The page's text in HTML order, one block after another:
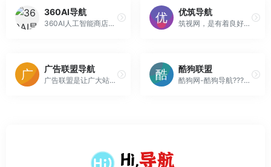
360AI导航
360AI人工智能商店，精选互联网资源最全的ai人工智能网，搜集并整理人工智能工具的网站、教程、资源，让您能够快速找到适合的工具和内容。收录AI工具网站、公众号、自媒体、书籍、电影等，分类包括AI趣站、AI开放平台、AI资讯、有趣网站、开源项目、AI学习平台等内容，涵盖了AI绘画，AI游戏，AI视频...
优筑导航
筑视网，是有着良好职业交流氛围的建筑设计行业联盟。与环球、一起学建筑，聊设计。网站始终坚持开放、分享、成长的宗旨，为会员提供交流互动平台和建筑设计课程。
广告联盟导航
广告联盟是让广大站长提供快速变现赚钱，值得网站主，广告主信赖双赢
酷狗联盟
酷狗网-酷狗导航???『CoolDog.CC』一个很酷的综合类型网址,微信,公众号,小程序,书籍,app及运营技术的推广网站。